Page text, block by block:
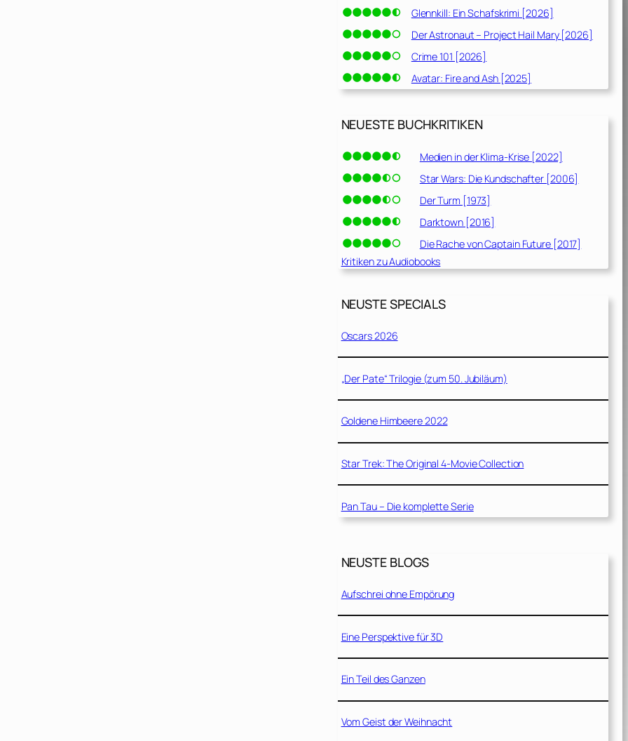
Glennkill: Ein Schafskrimi [2026]
Der Astronaut – Project Hail Mary [2026]
Crime 101 [2026]
Avatar: Fire and Ash [2025]
NEUESTE BUCHKRITIKEN
Medien in der Klima-Krise [2022]
Star Wars: Die Kundschafter [2006]
Der Turm [1973]
Darktown [2016]
Die Rache von Captain Future [2017]
Kritiken zu Audiobooks
NEUSTE SPECIALS
Oscars 2026
„Der Pate“ Trilogie (zum 50. Jubiläum)
Goldene Himbeere 2022
Star Trek: The Original 4-Movie Collection
Pan Tau – Die komplette Serie
NEUSTE BLOGS
Aufschrei ohne Empörung
Eine Perspektive für 3D
Ein Teil des Ganzen
Vom Geist der Weihnacht